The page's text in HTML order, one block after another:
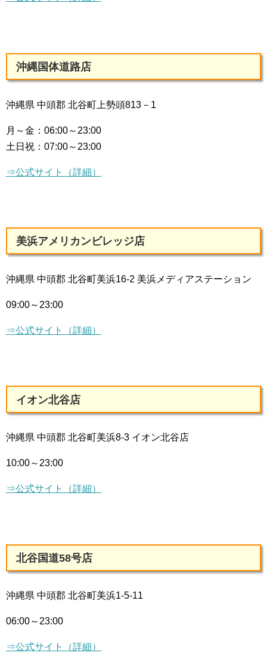
沖縄国体道路店
沖縄県 中頭郡 北谷町上勢頭813－1
月～金： 06:00～23:00
土日祝： 07:00～23:00
⇒公式サイト（詳細）
美浜アメリカンビレッジ店
沖縄県 中頭郡 北谷町美浜16-2 美浜メディアステーション
09:00～23:00
⇒公式サイト（詳細）
イオン北谷店
沖縄県 中頭郡 北谷町美浜8-3 イオン北谷店
10:00～23:00
⇒公式サイト（詳細）
北谷国道58号店
沖縄県 中頭郡 北谷町美浜1-5-11
06:00～23:00
⇒公式サイト（詳細）